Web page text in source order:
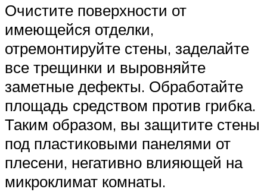
Очистите поверхности от
имеющейся отделки,
отремонтируйте стены, заделайте
все трещинки и выровняйте
заметные дефекты. Обработайте
площадь средством против грибка.
Таким образом, вы защитите стены
под пластиковыми панелями от
плесени, негативно влияющей на
микроклимат комнаты.